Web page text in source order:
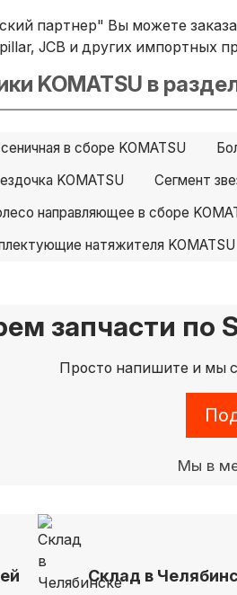
партнер" Вы можете
JCB и других импортных
KOMATSU в
в сборе KOMATSU
KOMATSU Сегмент
направляющее в сборе
натяжителя KOMATSU
запчасти по
Просто напишите и мы
Мы в
Склад в